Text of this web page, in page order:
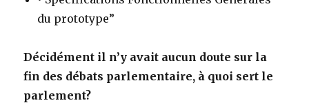
du prototype”
Décidément il n’y avait aucun doute sur la
fin des débats parlementaire, à quoi sert le
parlement?